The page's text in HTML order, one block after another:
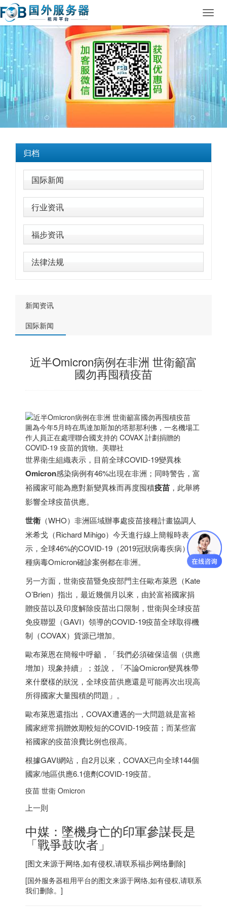
归档
国际新闻
行业资讯
福步资讯
法律法规
新闻资讯
国际新闻
近半Omicron病例在非洲 世衛籲富
國勿再囤積疫苗
圖為今年5月時在馬達加斯加的塔那那利佛，一名機場工
作人員正在處理聯合國支持的 COVAX 計劃捐贈的
COVID-19 疫苗的貨物。美聯社
世界衛生組織表示，目前全球COVID-19變異株
Omicron感染病例有46%出現在非洲；同時警告，富
裕國家可能為應對新變異株而再度囤積疫苗 ，此舉將
影響全球疫苗供應。
世衛 （WHO）非洲區域辦事處疫苗接種計畫協調人
米希戈（Richard Mihigo）今天進行線上簡報時表
示，全球46%的COVID-19（2019冠狀病毒疾病）變
種病毒Omicron確診案例都在非洲。
另一方面，世衛疫苗暨免疫部門主任歐布萊恩（Kate
O’Brien）指出，最近幾個月以來，由於富裕國家捐
贈疫苗以及印度解除疫苗出口限制，世衛與全球疫苗
免疫聯盟（GAVI）領導的COVID-19疫苗全球取得機
制（COVAX）貨源已增加。
歐布萊恩在簡報中呼籲，「我們必須確保這個（供應
增加）現象持續」；並說，「不論Omicron變異株帶
來什麼樣的狀況，全球疫苗供應還是可能再次出現高
所得國家大量囤積的問題」。
歐布萊恩還指出，COVAX遭遇的一大問題就是富裕
國家經常捐贈效期較短的COVID-19疫苗；而某些富
裕國家的疫苗浪費比例也很高。
根據GAVI網站，自2月以來，COVAX已向全球144個
國家/地區供應6.1億劑COVID-19疫苗。
疫苗 世衛 Omicron
上一則
中媒：墜機身亡的印軍參謀長是
「戰爭鼓吹者」
[图文来源于网络,如有侵权,请联系福步网络删除]
[国外服务器租用平台的图文来源于网络,如有侵权,请联系
我们删除。]